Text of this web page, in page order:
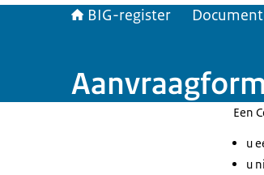
BIG-register
Een
u
u